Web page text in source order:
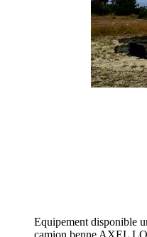
Equipement disponible